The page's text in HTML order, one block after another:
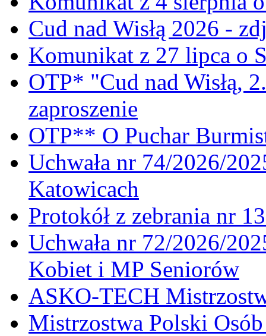
Cud nad Wisłą 2026 -
Komunikat z 27 lipca o
OTP* "Cud nad Wisłą,
zaproszenie
OTP** O Puchar
Uchwała nr 74/2026/
Katowicach
Protokół z zebrania nr
Uchwała nr 72/2026/
Kobiet i MP Seniorów
ASKO-TECH
Mistrzostwa Polski